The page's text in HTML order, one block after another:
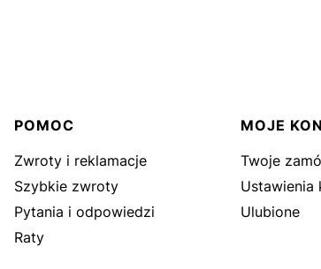
Linki w stopce
POMOC
Zwroty i reklamacje
Szybkie zwroty
Pytania i odpowiedzi
Raty
MOJE
Twoje
Ustawienia
Ulubione